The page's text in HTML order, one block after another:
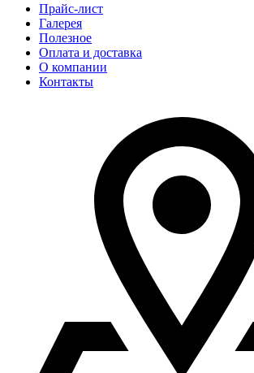
Прайс-лист
Галерея
Полезное
Оплата и доставка
О компании
Контакты